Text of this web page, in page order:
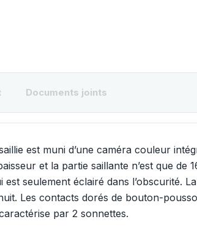
Documents joints
est muni d’une caméra couleur
et la partie saillante n’est que de
seulement éclairé dans l’obscurité.
Les contacts dorés de bouton-
par 2 sonnettes.